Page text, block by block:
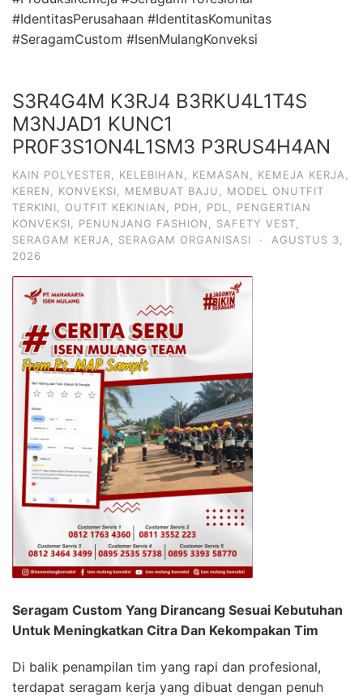
#IdentitasPerusahaan #IdentitasKomunitas
#SeragamCustom #IsenMulangKonveksi
S3R4G4M K3RJ4 B3RKU4L1T4S
M3NJAD1 KUNC1
PR0F3S1ON4L1SM3 P3RUS4H4AN
KAIN POLYESTER, KELEBIHAN, KEMASAN, KEMEJA KERJA,
KEREN, KONVEKSI, MEMBUAT BAJU, MODEL ONUTFIT
TERKINI, OUTFIT KEKINIAN, PDH, PDL, PENGERTIAN
KONVEKSI, PENUNJANG FASHION, SAFETY VEST,
SERAGAM KERJA, SERAGAM ORGANISASI ·
AGUSTUS 3,
2026
Seragam Custom Yang Dirancang Sesuai Kebutuhan
Untuk Meningkatkan Citra Dan Kekompakan Tim
Di balik penampilan tim yang rapi dan profesional,
terdapat seragam kerja yang dibuat dengan penuh